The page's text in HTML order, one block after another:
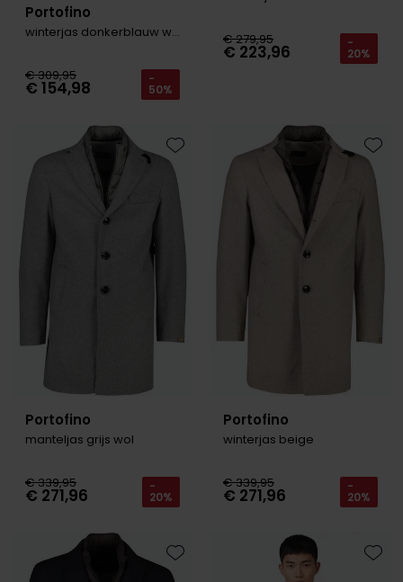
Portofino
winterjas donkerblauw wol
€ 309,95
€ 154,98 -
50%
€ 279,95
€ 223,96 -
20%
Portofino
manteljas grijs wol
€ 339,95
€ 271,96 -
20%
Toevoegen aan favorieten
Portofino
winterjas beige
€ 339,95
€ 271,96 -
20%
Toevoegen aan favorieten